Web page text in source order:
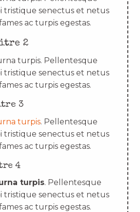
tristique senectus et netus
ac turpis egestas.
2
turpis. Pellentesque
tristique senectus et netus
ac turpis egestas.
3
turpis. Pellentesque
tristique senectus et netus
ac turpis egestas.
4
turpis. Pellentesque
tristique senectus et netus
ac turpis egestas.